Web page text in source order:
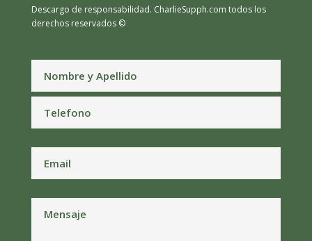
Descargo de responsabilidad. CharlieSupph.com todos los
derechos reservados ©